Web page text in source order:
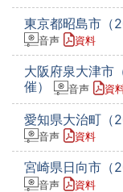
東京都昭島市（
音声 資料
大阪府泉大津市
催）
音声 資
愛知県大治町（
音声 資料
宮崎県日向市（
音声 資料